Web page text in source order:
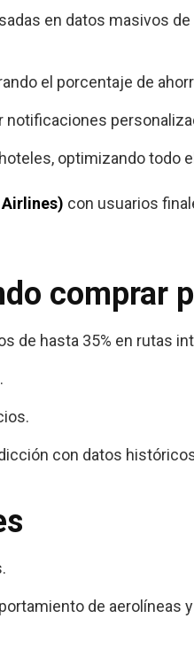
en datos masivos de
el porcentaje de
optimizando todo
con usuarios
comprar
de hasta 35% en rutas
con datos
de aerolíneas